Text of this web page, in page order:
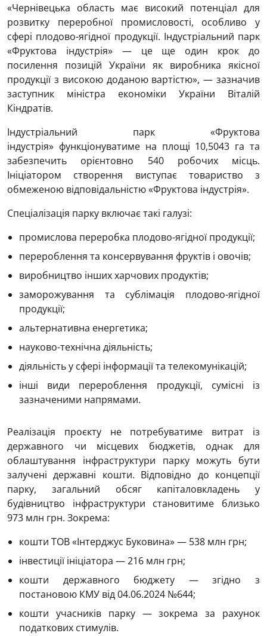
«Чернівецька область має високий потенціал для
розвитку переробної промисловості, особливо у
сфері плодово-ягідної продукції. Індустріальний парк
«Фруктова індустрія» — це ще один крок до
посилення позицій України як виробника якісної
продукції з високою доданою вартістю», — зазначив
заступник міністра економіки України Віталій
Кіндратів.
Індустріальний парк «Фруктова
індустрія» функціонуватиме на площі 10,5043 га та
забезпечить орієнтовно 540 робочих місць.
Ініціатором створення виступає товариство з
обмеженою відповідальністю «Фруктова індустрія».
Спеціалізація парку включає такі галузі:
промислова переробка плодово-ягідної продукції;
перероблення та консервування фруктів і овочів;
виробництво інших харчових продуктів;
заморожування та сублімація плодово-ягідної
продукції;
альтернативна енергетика;
науково-технічна діяльність;
діяльність у сфері інформації та телекомунікацій;
інші види перероблення продукції, сумісні із
зазначеними напрямами.
Реалізація проєкту не потребуватиме витрат із
державного чи місцевих бюджетів, однак для
облаштування інфраструктури парку можуть бути
залучені державні кошти. Відповідно до концепції
парку, загальний обсяг капіталовкладень у
будівництво інфраструктури становитиме близько
973 млн грн. Зокрема:
кошти ТОВ «Інтерджус Буковина» — 538 млн грн;
інвестиції ініціатора — 216 млн грн;
кошти державного бюджету — згідно з
постановою КМУ від 04.06.2024 №644;
кошти учасників парку — зокрема за рахунок
податкових стимулів.